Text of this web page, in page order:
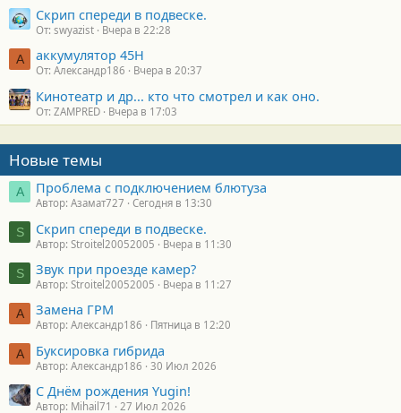
Скрип спереди в подвеске.
От: swyazist Вчера в 22:28
А аккумулятор 45H
От: Александр186 Вчера в 20:37
Кинотеатр и др... кто что смотрел и как оно.
От: ZAMPRED Вчера в 17:03
Новые темы
А Проблема с подключением блютуза
Автор: Азамат727 Сегодня в 13:30
S Скрип спереди в подвеске.
Автор: Stroitel20052005 Вчера в 11:30
S Звук при проезде камер?
Автор: Stroitel20052005 Вчера в 11:27
А Замена ГРМ
Автор: Александр186 Пятница в 12:20
А Буксировка гибрида
Автор: Александр186 30 Июл 2026
С Днём рождения Yugin!
Автор: Mihail71 27 Июл 2026